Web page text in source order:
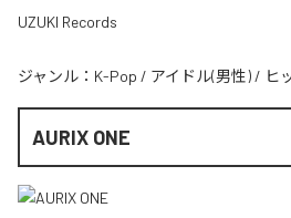
UZUKI Records
ジャンル： K-Pop / アイドル(男性) / ヒ
AURIX ONE